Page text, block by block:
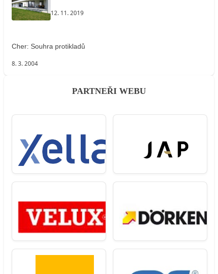
12. 11. 2019
Cher: Souhra protikladů
8. 3. 2004
PARTNEŘI WEBU